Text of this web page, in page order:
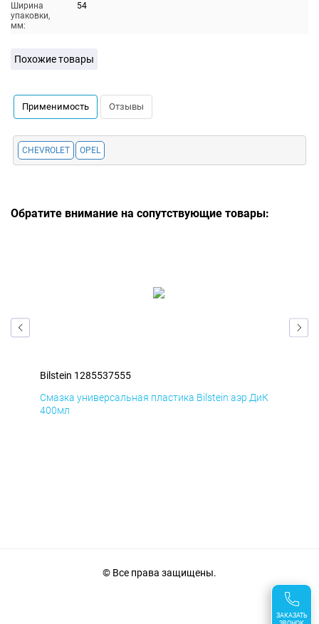
Ширина
упаковки,
мм:
54
Похожие товары
Применимость Отзывы
CHEVROLET OPEL
Обратите внимание на сопутствующие товары:
Bilstein 1285537555
Смазка универсальная пластика Bilstein аэр ДиК
400мл
ЗАКАЗАТЬ
© Все права защищены.